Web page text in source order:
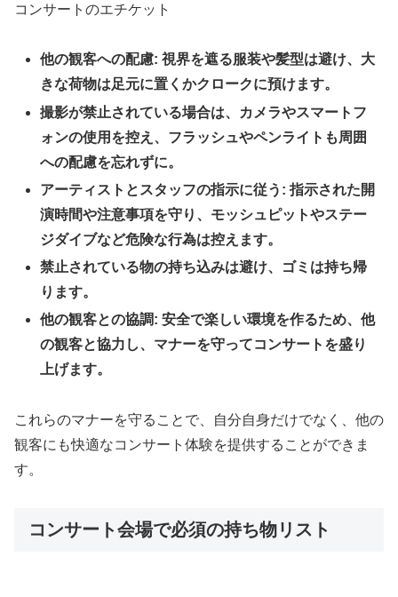
コンサートのエチケット
他の観客への配慮: 視界を遮る服装や髪型は避け、大
きな荷物は足元に置くかクロークに預けます。
撮影が禁止されている場合は、カメラやスマートフ
ォンの使用を控え、フラッシュやペンライトも周囲
への配慮を忘れずに。
アーティストとスタッフの指示に従う: 指示された開
演時間や注意事項を守り、モッシュピットやステー
ジダイブなど危険な行為は控えます。
禁止されている物の持ち込みは避け、ゴミは持ち帰
ります。
他の観客との協調: 安全で楽しい環境を作るため、他
の観客と協力し、マナーを守ってコンサートを盛り
上げます。
これらのマナーを守ることで、自分自身だけでなく、他の
観客にも快適なコンサート体験を提供することができま
す。
コンサート会場で必須の持ち物リスト